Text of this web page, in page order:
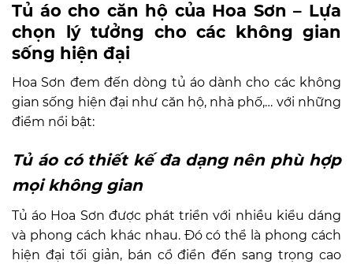
Tủ áo cho căn hộ của Hoa Sơn – Lựa
chọn lý tưởng cho các không gian
sống hiện đại
Hoa Sơn đem đến dòng tủ áo dành cho các không
gian sống hiện đại như căn hộ, nhà phố,… với những
điểm nổi bật:
Tủ áo có thiết kế đa dạng nên phù hợp
mọi không gian
Tủ áo Hoa Sơn được phát triển với nhiều kiểu dáng
và phong cách khác nhau. Đó có thể là phong cách
hiện đại tối giản, bán cổ điển đến sang trọng cao